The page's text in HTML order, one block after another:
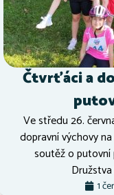
Čtvrťáci a
Ve středu 26.
dopravní výchovy
soutěž o putovní
1